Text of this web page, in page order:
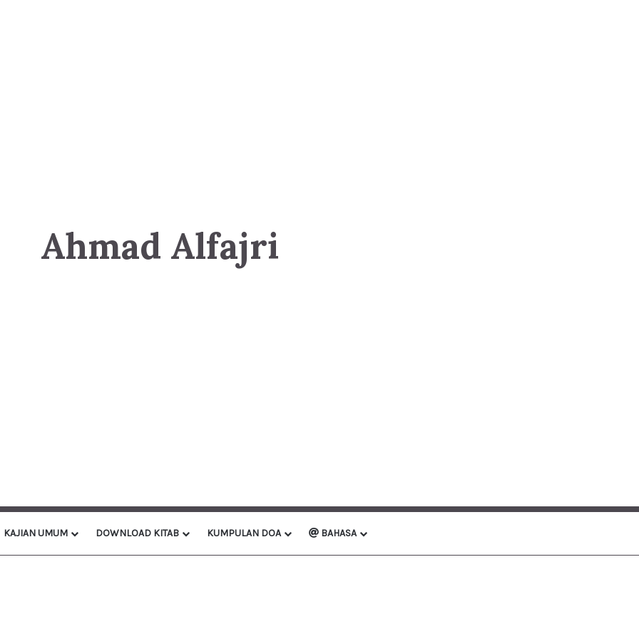
Ahmad Alfajri
KAJIAN UMUM DOWNLOAD KITAB KUMPULAN DOA BAHASA